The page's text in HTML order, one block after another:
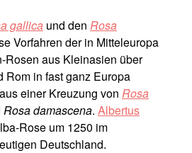
gallicaund den Rosa
Vorfahren der in Mitteleuropa
Rosen aus Kleinasien über
Rom in fast ganz Europa
einer Kreuzung von Rosa
Rosa damascena. Albertus
Rose um 1250 im
Deutschland.